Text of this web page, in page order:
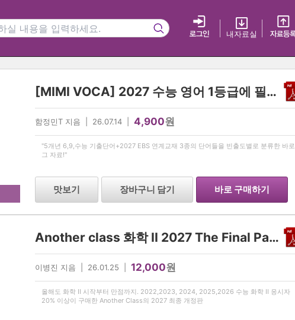
내 자료실
[MIMI VOCA] 2027 수능 영어 1등급에 필요한 모든 단어 리스트! [미미보카]
함정민T 지음 | 26.07.14 | 4,900원
"5개년 6,9,수능 기출단어+2027 EBS 연계교재 3종의 단어들을 빈출도별로 분류한 바로
그 자료!"
맛보기 장바구니 담기 바로 구매하기
Another class 화학 II 2027 The Final Part 1
이병진 지음 | 26.01.25 | 12,000원
올해도 화학 II 시작부터 만점까지. 2022,2023, 2024, 2025,2026 수능 화학 II 응시자
20% 이상이 구매한 Another Class의 2027 최종 개정판